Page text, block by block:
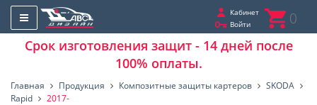
Кабинет
Войти
0
Срок изготовления защит - 14 дней после
100% оплаты.
Главная Продукция Композитные защиты картеров
SKODA
Rapid
2017-